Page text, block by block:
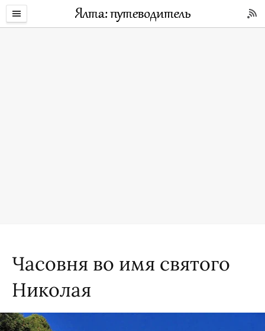
Часовня во имя святого
Николая